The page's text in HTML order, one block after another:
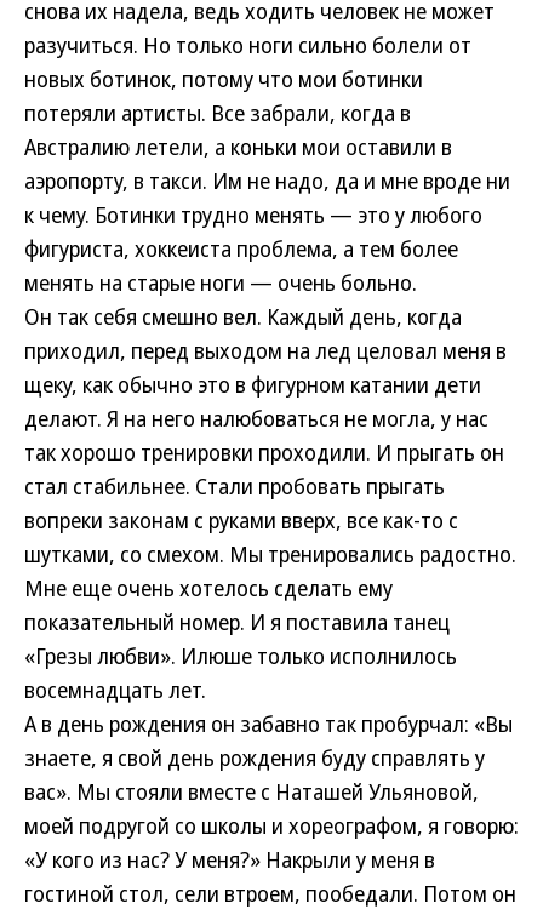
снова их надела, ведь ходить человек не может
разучиться. Но только ноги сильно болели от
новых ботинок, потому что мои ботинки
потеряли артисты. Все забрали, когда в
Австралию летели, а коньки мои оставили в
аэропорту, в такси. Им не надо, да и мне вроде ни
к чему. Ботинки трудно менять — это у любого
фигуриста, хоккеиста проблема, а тем более
менять на старые ноги — очень больно.
Он так себя смешно вел. Каждый день, когда
приходил, перед выходом на лед целовал меня в
щеку, как обычно это в фигурном катании дети
делают. Я на него налюбоваться не могла, у нас
так хорошо тренировки проходили. И прыгать он
стал стабильнее. Стали пробовать прыгать
вопреки законам с руками вверх, все как-то с
шутками, со смехом. Мы тренировались радостно.
Мне еще очень хотелось сделать ему
показательный номер. И я поставила танец
«Грезы любви». Илюше только исполнилось
восемнадцать лет.
А в день рождения он забавно так пробурчал: «Вы
знаете, я свой день рождения буду справлять у
вас». Мы стояли вместе с Наташей Ульяновой,
моей подругой со школы и хореографом, я говорю:
«У кого из нас? У меня?» Накрыли у меня в
гостиной стол, сели втроем, пообедали. Потом он